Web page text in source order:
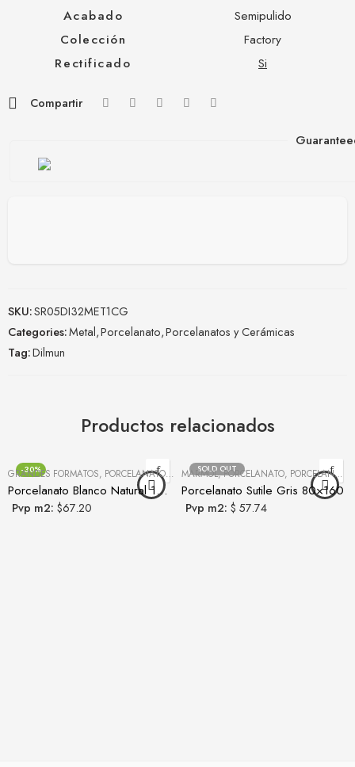
Acabado
Semipulido
Colección
Factory
Rectificado
Si
Compartir
SKU:SR05DI32MET1CG
Categories:Metal,Porcelanato,Porcelanatos y Cerámicas
Tag:Dilmun
Productos relacionados
-30%
GRANDES FORMATOS, PORCELANATO,PORCELANATOS Y CERÁMICAS
Porcelanato Blanco Natural 120×260
Pvp m2: $67.20
SOLD OUT
MÁRMOL,PORCELANATO, PORCELANATOS Y CERÁMICAS
Porcelanato Sutile Gris 80×160
Pvp m2: $ 57.74